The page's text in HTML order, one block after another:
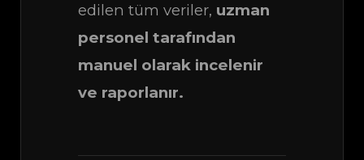
edilen tüm veriler, uzman
personel tarafından
manuel olarak incelenir
ve raporlanır.